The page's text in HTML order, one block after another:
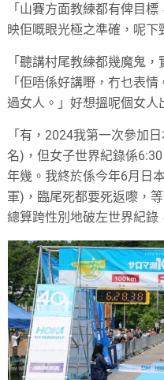
「山賽方面教練都有俾目
映佢嘅眼光極之準確，呢下
「聽講村尾教練都幾魔鬼，
「佢唔係好講嘢，冇乜表
過女人。」好想搵呢個女人
「有，2024我第一次參加
名)，但女子世界紀錄係
年幾。我終於係今年6月日
軍)，臨尾死都要死返嚟，
總算跨性別地破左世界紀錄